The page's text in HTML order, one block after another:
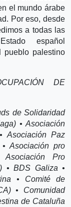
el mundo árabe
Por eso, desde
a todas las
español
pueblo palestino
DE
de Solidaridad
• Asociación
Asociación Paz
Asociación pro
Pro
• BDS Galiza •
• Comité de
• Comunidad
de Cataluña